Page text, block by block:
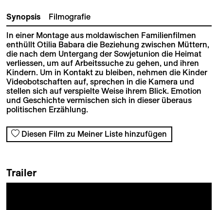
Synopsis Filmografie
In einer Montage aus moldawischen Familienfilmen
enthüllt Otilia Babara die Beziehung zwischen Müttern,
die nach dem Untergang der Sowjetunion die Heimat
verliessen, um auf Arbeitssuche zu gehen, und ihren
Kindern. Um in Kontakt zu bleiben, nehmen die Kinder
Videobotschaften auf, sprechen in die Kamera und
stellen sich auf verspielte Weise ihrem Blick. Emotion
und Geschichte vermischen sich in dieser überaus
politischen Erzählung.
Diesen Film zu Meiner Liste hinzufügen
Trailer